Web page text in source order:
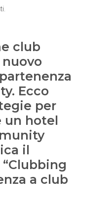
club
Ecco
per
un hotel
il
a club